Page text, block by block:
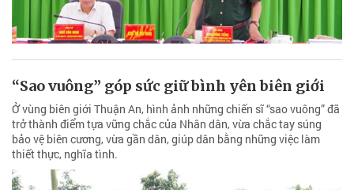
“Sao vuông” góp sức giữ bình yên biên giới
Ở vùng biên giới Thuận An, hình ảnh những chiến sĩ “sao vuông” đã
trở thành điểm tựa vững chắc của Nhân dân, vừa chắc tay súng
bảo vệ biên cương, vừa gần dân, giúp dân bằng những việc làm
thiết thực, nghĩa tình.